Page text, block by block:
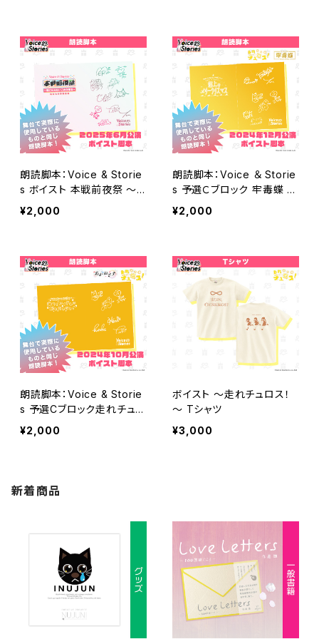
朗読脚本：Voice & Storie
s ボイスト 本戦前夜祭 〜
君に伝えたいことがある〜
私たちの決意表明！
¥2,000
朗読脚本：Voice ＆ Storie
s 予選Ｃブロック 牢毒蝶 v
s. 走れチュロス「壇上のメリ
ークリスマス」
¥2,000
朗読脚本：Voice & Storie
s 予選Cブロック走れチュロ
ス！VS あかねさす「海老と
アイドルは振り向かない！」
¥2,000
ボイスト ～走れチュロス！
～ Tシャツ
¥3,000
新着商品